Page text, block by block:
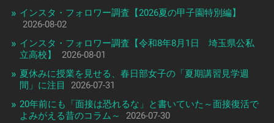
インスタ・フォロワー調査【2026夏の甲子園特別編】
2026-08-02
インスタ・フォロワー調査【令和8年8月1日 埼玉県公私
立高校】
2026-08-01
夏休みに授業を見せる、春日部女子の「夏期講習見学週
間」に注目
2026-07-31
20年前にも「面接は恐れるな」と書いていた～面接復活で
よみがえる昔のコラム～
2026-07-30